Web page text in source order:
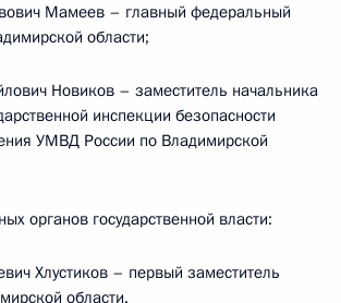
Мамеев – главный федеральный
области;
Новиков – заместитель начальника
инспекции безопасности
УМВД России по Владимирской
органов государственной власти:
Хлустиков – первый заместитель
области.